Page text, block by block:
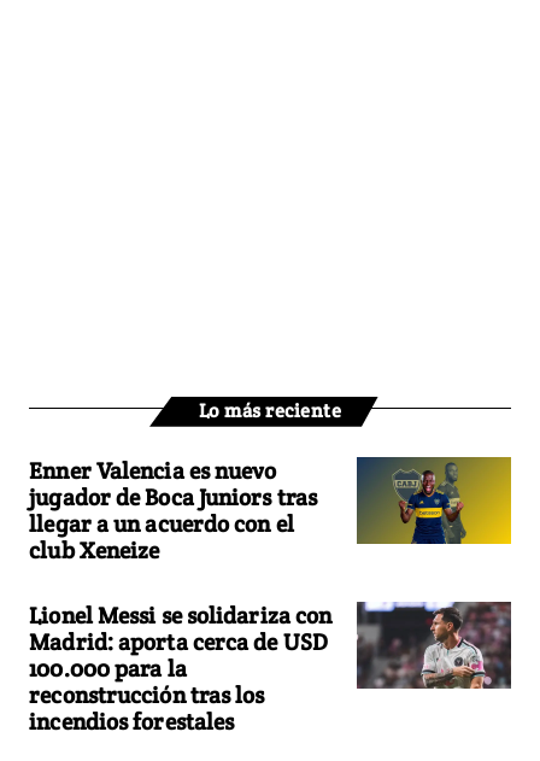
Lo más reciente
Enner Valencia es nuevo
jugador de Boca Juniors tras
llegar a un acuerdo con el
club Xeneize
Lionel Messi se solidariza con
Madrid: aporta cerca de USD
100.000 para la
reconstrucción tras los
incendios forestales